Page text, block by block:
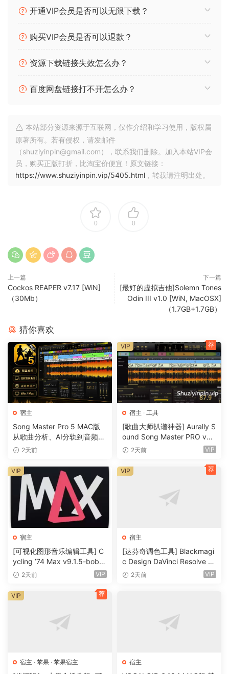
开通VIP会员是否可以无限下载？
购买VIP会员是否可以退款？
资源下载链接失效怎么办？
百度网盘链接打不开怎么办？
本站部分资源来源于互联网，仅作介绍和学习使用，版权属
原著所有。若有侵权，请发邮件
（shuziyinpin@gmail.com），联系我们删除。加入本站VIP会
员，购买正版打折，比淘宝价便宜！原文链接：
https://www.shuziyinpin.vip/5405.html ，转载请注明出处。
0 0
上一篇
Cockos REAPER v7.17 [WiN]
（30Mb）
下一篇
[最好的虚拟吉他]Solemn Tones
Odin III v1.0 [WiN, MacOSX]
（1.7GB+1.7GB）
猜你喜欢
宿主
Song Master Pro 5 MAC版
从歌曲分析、AI分轨到音频转
MIDI的一体化音乐工具
2天前
宿主 · 工具
[歌曲大师扒谱神器] Aurally S
ound Song Master PRO v5.
0.02 [WiN]（355MB）
2天前 VIP
VIP 荐
宿主
[可视化图形音乐编辑工具] C
ycling ’74 Max v9.1.5-bobd
ule [WiN]（724MB）
2天前 VIP
VIP
宿主
[达芬奇调色工具] Blackmagi
c Design DaVinci Resolve St
udio 21.0.4 Build 5 x64-R2R
2天前 VIP
VIP 荐
宿主 · 苹果 · 苹果宿主
VIP 荐
宿主